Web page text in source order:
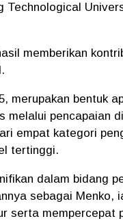
Technological
memberikan
merupakan bentuk
melalui pencapaian
empat kategori
tertinggi.
dalam bidang
sebagai Menko,
serta mempercepat